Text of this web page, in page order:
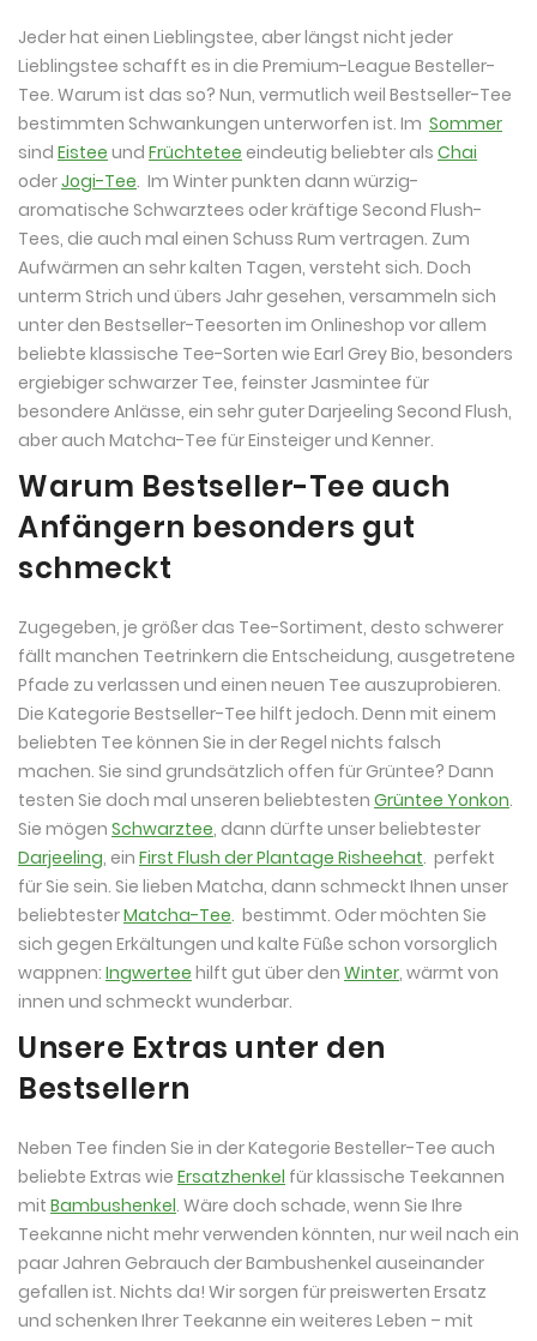
Jeder hat einen Lieblingstee, aber längst nicht jeder
Lieblingstee schafft es in die Premium-League Besteller-
Tee. Warum ist das so? Nun, vermutlich weil Bestseller-Tee
bestimmten Schwankungen unterworfen ist. Im Sommer
sind Eistee und Früchtetee eindeutig beliebter als Chai
oderJogi-Tee. Im Winter punkten dann würzig-
aromatische Schwarztees oder kräftige Second Flush-
Tees, die auch mal einen Schuss Rum vertragen. Zum
Aufwärmen an sehr kalten Tagen, versteht sich. Doch
unterm Strich und übers Jahr gesehen, versammeln sich
unter den Bestseller-Teesorten im Onlineshop vor allem
beliebte klassische Tee-Sorten wie Earl Grey Bio, besonders
ergiebiger schwarzer Tee, feinster Jasmintee für
besondere Anlässe, ein sehr guter Darjeeling Second Flush,
aber auch Matcha-Tee für Einsteiger und Kenner.
Warum Bestseller-Tee auch
Anfängern besonders gut
schmeckt
Zugegeben, je größer das Tee-Sortiment, desto schwerer
fällt manchen Teetrinkern die Entscheidung, ausgetretene
Pfade zu verlassen und einen neuen Tee auszuprobieren.
Die Kategorie Bestseller-Tee hilft jedoch. Denn mit einem
beliebten Tee können Sie in der Regel nichts falsch
machen. Sie sind grundsätzlich offen für Grüntee? Dann
testen Sie doch mal unseren beliebtesten Grüntee Yonkon.
Sie mögen Schwarztee, dann dürfte unser beliebtester
Darjeeling, ein First Flush der Plantage Risheehat. perfekt
für Sie sein. Sie lieben Matcha, dann schmeckt Ihnen unser
beliebtesterMatcha-Tee. bestimmt. Oder möchten Sie
sich gegen Erkältungen und kalte Füße schon vorsorglich
wappnen: Ingwertee hilft gut über den Winter, wärmt von
innen und schmeckt wunderbar.
Unsere Extras unter den
Bestsellern
Neben Tee finden Sie in der Kategorie Besteller-Tee auch
beliebte Extras wie Ersatzhenkel für klassische Teekannen
mit Bambushenkel. Wäre doch schade, wenn Sie Ihre
Teekanne nicht mehr verwenden könnten, nur weil nach ein
paar Jahren Gebrauch der Bambushenkel auseinander
gefallen ist. Nichts da! Wir sorgen für preiswerten Ersatz
und schenken Ihrer Teekanne ein weiteres Leben – mit